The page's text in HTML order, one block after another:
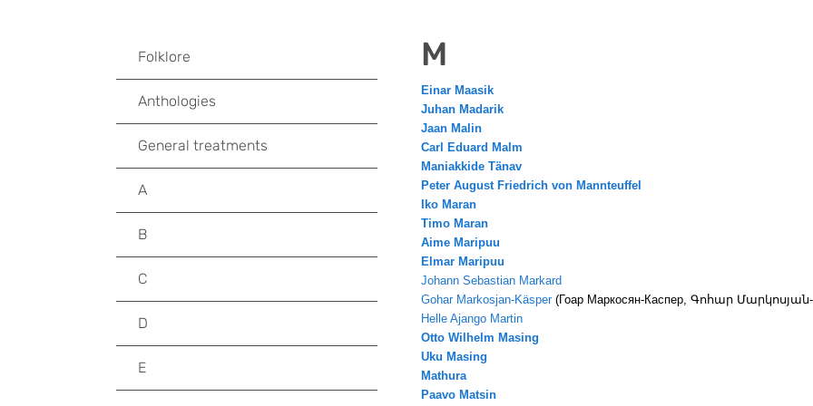
M
Einar Maasik
Juhan Madarik
Jaan Malin
Carl Eduard Malm
Maniakkide Tänav
Peter August Friedrich von Mannteuffel
Iko Maran
Timo Maran
Aime Maripuu
Elmar Maripuu
Johann Sebastian Markard
Gohar Markosjan-Käsper(Гоар Маркосян-Каспер, Գոհար
Helle Ajango Martin
Otto Wilhelm Masing
Uku Masing
Mathura
Paavo Matsin
Folklore
Anthologies
General treatments
A
B
C
D
E